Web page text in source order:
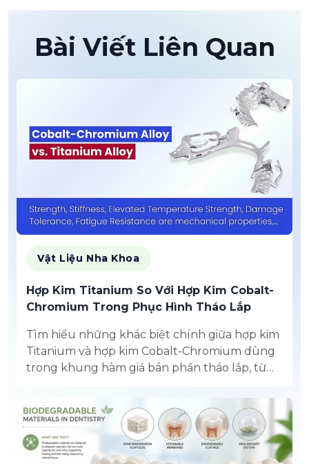
Bài Viết Liên Quan
Vật Liệu Nha Khoa
Hợp Kim Titanium So Với Hợp Kim Cobalt-
Chromium Trong Phục Hình Tháo Lắp
Tìm hiểu những khác biệt chính giữa hợp kim
Titanium và hợp kim Cobalt-Chromium dùng
trong khung hàm giả bán phần tháo lắp, từ